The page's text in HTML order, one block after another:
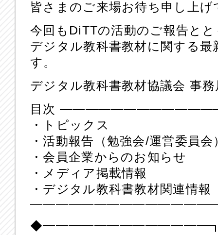
皆さまのご来場お待ち申し上
今回もDiTTの活動のご報告と
デジタル教科書教材に関する
す。
デジタル教科書教材協議会 事務
目次
・トピックス
・活動報告（勉強会/運営委員会
・会員企業からのお知らせ
・メディア掲載情報
・デジタル教科書教材関連情報